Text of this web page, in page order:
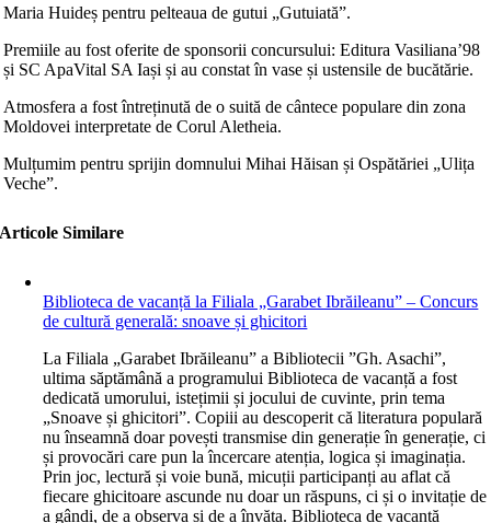
Maria Huideș pentru pelteaua de gutui „Gutuiată”.
Premiile au fost oferite de sponsorii concursului: Editura Vasilianaʼ98
și SC ApaVital SA Iași și au constat în vase și ustensile de bucătărie.
Atmosfera a fost întreținută de o suită de cântece populare din zona
Moldovei interpretate de Corul Aletheia.
Mulțumim pentru sprijin domnului Mihai Hăisan și Ospătăriei „Ulița
Veche”.
Articole Similare
Biblioteca de vacanță la Filiala „Garabet Ibrăileanu” – Concurs
de cultură generală: snoave și ghicitori
La Filiala „Garabet Ibrăileanu” a Bibliotecii ”Gh. Asachi”,
ultima săptămână a programului Biblioteca de vacanță a fost
dedicată umorului, istețimii și jocului de cuvinte, prin tema
„Snoave și ghicitori”. Copiii au descoperit că literatura populară
nu înseamnă doar povești transmise din generație în generație, ci
și provocări care pun la încercare atenția, logica și imaginația.
Prin joc, lectură și voie bună, micuții participanți au aflat că
fiecare ghicitoare ascunde nu doar un răspuns, ci și o invitație de
a gândi, de a observa și de a învăța. Biblioteca de vacanță